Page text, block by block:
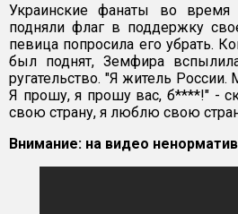
Украинские фанаты во время
подняли флаг в поддержку
певица попросила его убрать.
был поднят, Земфира
ругательство. "Я житель
Я прошу, я прошу вас, б****!" -
свою страну, я люблю свою
Внимание: на видео